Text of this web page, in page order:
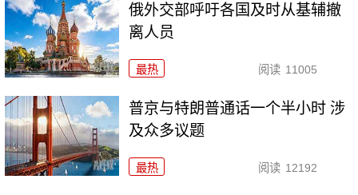
俄外交部呼吁各国及时从基辅撤
离人员
最热 阅读 11005
普京与特朗普通话一个半小时 涉
及众多议题
最热 阅读 12192